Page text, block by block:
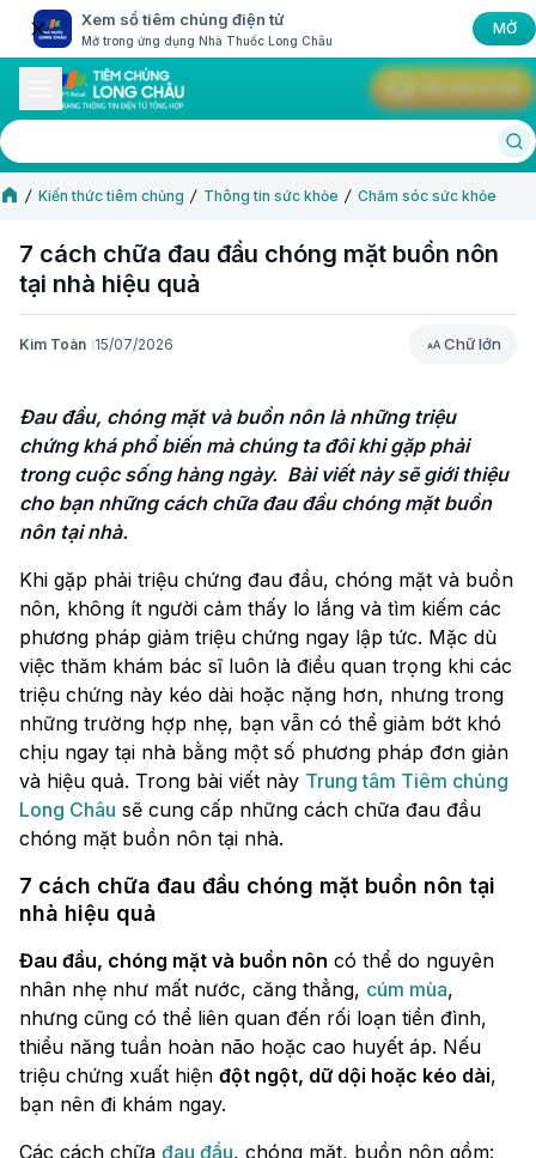
Xem sổ tiêm chủng điện tử
Mở trong ứng dụng Nhà Thuốc Long Châu
MỞ
Kiến thức tiêm chủng Thông tin sức khỏe Chăm sóc sức khỏe
7 cách chữa đau đầu chóng mặt buồn nôn
tại nhà hiệu quả
Kim Toàn 15/07/2026 Chữ lớn
Chữ lớn
Đau đầu, chóng mặt và buồn nôn là những triệu
chứng khá phổ biến mà chúng ta đôi khi gặp phải
trong cuộc sống hàng ngày.  Bài viết này sẽ giới thiệu
cho bạn những cách chữa đau đầu chóng mặt buồn
nôn tại nhà.
Khi gặp phải triệu chứng đau đầu, chóng mặt và buồn
nôn, không ít người cảm thấy lo lắng và tìm kiếm các
phương pháp giảm triệu chứng ngay lập tức. Mặc dù
việc thăm khám bác sĩ luôn là điều quan trọng khi các
triệu chứng này kéo dài hoặc nặng hơn, nhưng trong
những trường hợp nhẹ, bạn vẫn có thể giảm bớt khó
chịu ngay tại nhà bằng một số phương pháp đơn giản
và hiệu quả. Trong bài viết này Trung tâm Tiêm chủng
Long Châu sẽ cung cấp những cách chữa đau đầu
chóng mặt buồn nôn tại nhà.
7 cách chữa đau đầu chóng mặt buồn nôn tại
nhà hiệu quả
Đau đầu, chóng mặt và buồn nôn có thể do nguyên
nhân nhẹ như mất nước, căng thẳng, cúm mùa,
nhưng cũng có thể liên quan đến rối loạn tiền đình,
thiểu năng tuần hoàn não hoặc cao huyết áp. Nếu
triệu chứng xuất hiện đột ngột, dữ dội hoặc kéo dài,
bạn nên đi khám ngay.
Các cách chữa đau đầu, chóng mặt, buồn nôn gồm: